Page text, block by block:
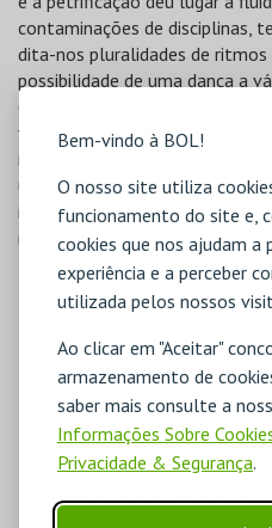
Bem-vindo à BOL!
O nosso site utiliza
funcionamento do site e,
cookies que nos ajudam a
experiência e a perceber
utilizada pelos nossos
Ao clicar em "Aceitar"
armazenamento de
saber mais consulte a
Informações Sobre
Privacidade & Segurança.
contaminações de disciplinas,
dita-nos pluralidades de
possibilidade de uma dança a
espaços em simultâneo. A
visuais de artistas como
iremos viajar em experiências
um papel de narrador e
inusitados, entre o erudito e o
reconhecível.
16/05/2026, 10:30 —
Museu (Inscrições para
18/05/2026, 15:30 —
30/05/2026, 10:30 —
01/06/2026, 15:30 —
15/06/2026, 15:30 —
27/06/2026, 10:30 —
29/06/2026, 15:30 —
07/09/2026, 15:30 —